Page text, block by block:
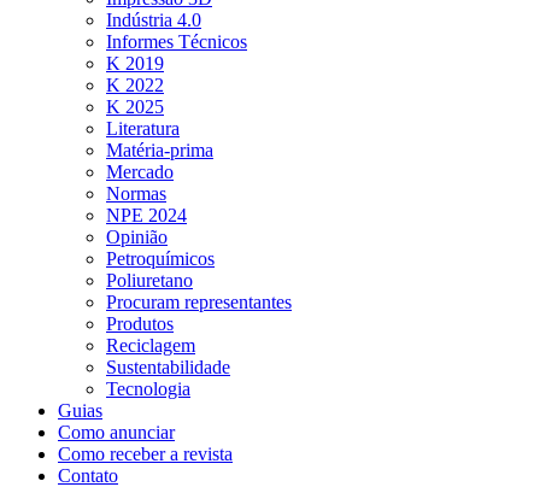
Indústria 4.0
Informes Técnicos
K 2019
K 2022
K 2025
Literatura
Matéria-prima
Mercado
Normas
NPE 2024
Opinião
Petroquímicos
Poliuretano
Procuram representantes
Produtos
Reciclagem
Sustentabilidade
Tecnologia
Guias
Como anunciar
Como receber a revista
Contato